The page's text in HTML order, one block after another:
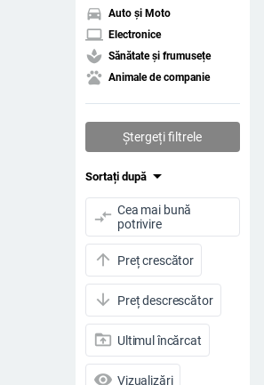
directions_car Auto și Moto
laptop Electronice
spa Sănătate și frumusețe
pets Animale de companie
Ștergeți filtrele
Sortați după arrow_drop_down
compare_arrows Cea mai bună
potrivire
arrow_upward Preț crescător
arrow_downward Preț descrescător
drive_folder_upload Ultimul încărcat
visibility Vizualizări